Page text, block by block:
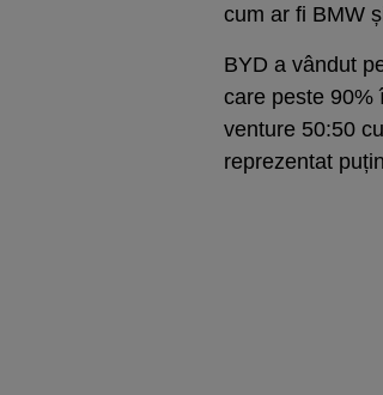
cum ar fi BMW
BYD a vândut
care peste 90%
venture 50:50
reprezentat